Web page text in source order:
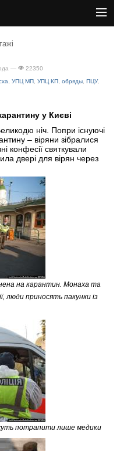
—
22350
УПЦ МП УПЦ КП обряды ПЦУ,
у Києві
ніч. Попри існуючі
– віряни зібралися
конфесії святкували
двері для вірян через
на карантин. Монаха та
люди приносять пакунки із
потрапити лише медики